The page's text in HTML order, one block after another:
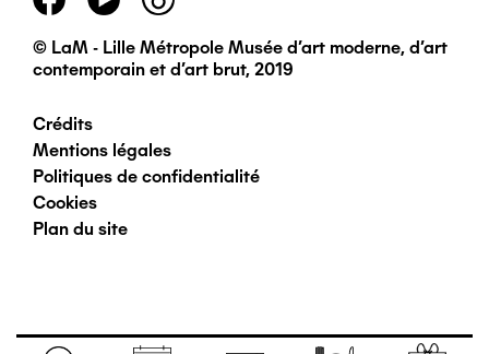
principal
© LaM - Lille Métropole Musée d'art moderne, d'art
contemporain et d'art brut, 2019
Pied
de
page
Crédits
Mentions légales
Politiques de confidentialité
Cookies
Plan du site